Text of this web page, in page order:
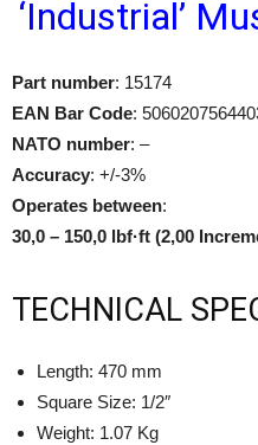
‘Industrial’
Part number: 15174
EAN Bar Code:
NATO number: –
Accuracy: +/-3%
Operates between:
30,0 – 150,0 lbf·ft (2,00
TECHNICAL
Length: 470 mm
Square Size: 1/2″
Weight: 1.07 Kg